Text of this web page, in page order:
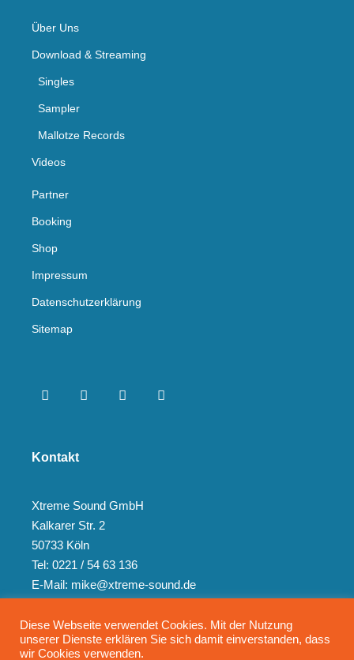
Über Uns
Download & Streaming
Singles
Sampler
Mallotze Records
Videos
Partner
Booking
Shop
Impressum
Datenschutzerklärung
Sitemap
Kontakt
Xtreme Sound GmbH
Kalkarer Str. 2
50733 Köln
Tel: 0221 / 54 63 136
E-Mail: mike@xtreme-sound.de
Diese Webseite verwendet Cookies. Mit der Nutzung
unserer Dienste erklären Sie sich damit einverstanden, dass
wir Cookies verwenden.